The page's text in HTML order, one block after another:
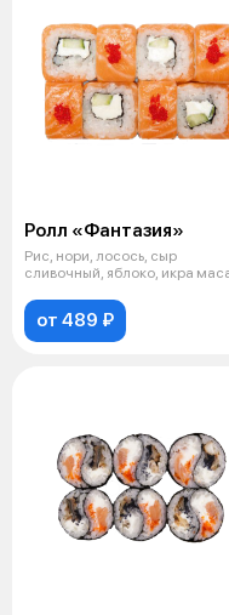
Ролл «Фантазия»
Рис, нори, лосось, сыр
сливочный, яблоко, икра
от 489 ₽